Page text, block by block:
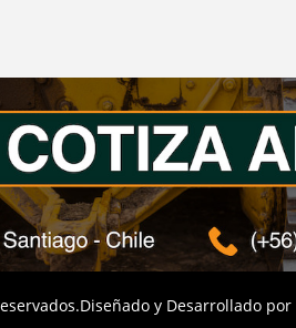
Diseñado y Desarrollado por